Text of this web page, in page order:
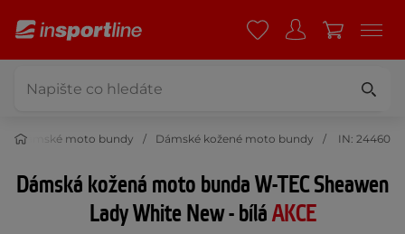
Dámské moto bundy Dámské kožené moto bundy IN: 24460
Dámská kožená moto bunda W-TEC Sheawen
Lady White New - bíláAKCE